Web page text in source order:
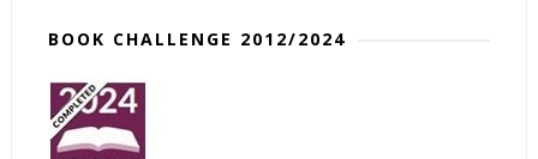
BOOK CHALLENGE 2012/2024